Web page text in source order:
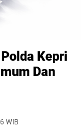
Kepri
Dan
WIB